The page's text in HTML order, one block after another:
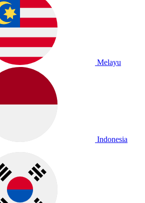
Melayu
Indonesia